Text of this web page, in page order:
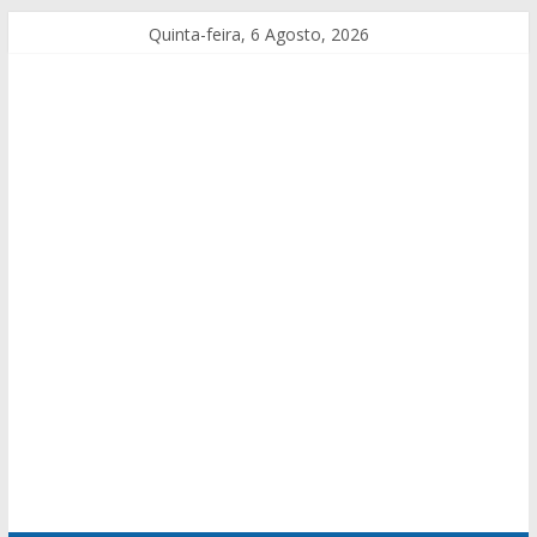
Quinta-feira, 6 Agosto, 2026